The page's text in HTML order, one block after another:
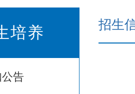
培养
告
招生